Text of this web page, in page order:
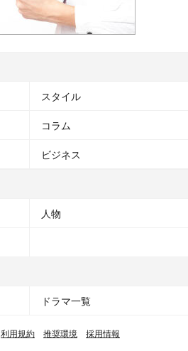
スタイル
コラム
ビジネス
人物
ドラマ一覧
利用規約 推奨環境 採用情報